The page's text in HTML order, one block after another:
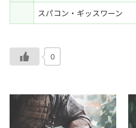
スパコン・ギッスワーン
0